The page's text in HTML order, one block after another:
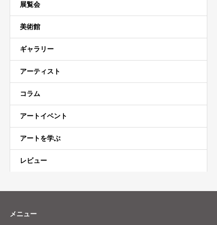
展覧会
美術館
ギャラリー
アーティスト
コラム
アートイベント
アートを学ぶ
レビュー
メニュー